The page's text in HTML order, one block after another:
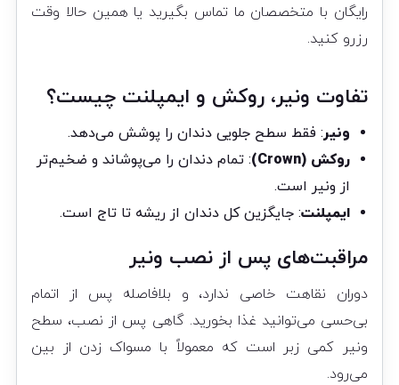
رایگان با متخصصان ما تماس بگیرید یا همین حالا وقت
رزرو کنید.
تفاوت ونیر، روکش و ایمپلنت چیست؟
ونیر: فقط سطح جلویی دندان را پوشش می‌دهد.
روکش (Crown)
: تمام دندان را می‌پوشاند و ضخیم‌تر
از ونیر است.
ایمپلنت: جایگزین کل دندان از ریشه تا تاج است.
مراقبت‌های پس از نصب ونیر
دوران نقاهت خاصی ندارد، و بلافاصله پس از اتمام
بی‌حسی می‌توانید غذا بخورید. گاهی پس از نصب، سطح
ونیر کمی زبر است که معمولاً با مسواک زدن از بین
می‌رود.